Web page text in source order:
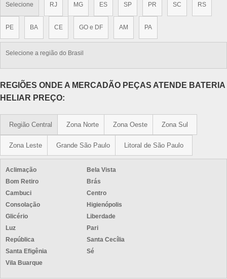
Selecione RJ MG ES SP PR SC RS
PE BA CE GO e DF AM PA
Selecione a região do Brasil
REGIÕES ONDE A MERCADÃO PEÇAS ATENDE BATERIA
HELIAR PREÇO:
Região Central Zona Norte Zona Oeste Zona Sul
Zona Leste Grande São Paulo Litoral de São Paulo
Aclimação
Bela Vista
Bom Retiro
Brás
Cambuci
Centro
Consolação
Higienópolis
Glicério
Liberdade
Luz
Pari
República
Santa Cecília
Santa Efigênia
Sé
Vila Buarque